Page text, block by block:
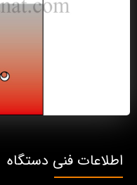
اطلاعات فنی دستگاه